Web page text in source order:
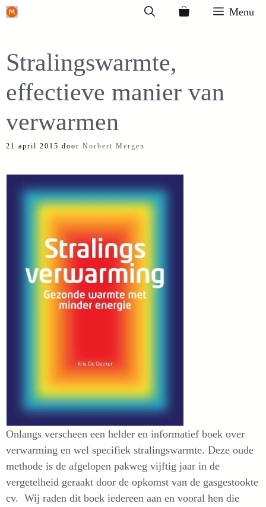
Ga
inhoud
Menu
Stralingswarmte,
effectieve manier van
verwarmen
21 april 2015 door Norbert Mergen
Onlangs verscheen een helder en informatief boek over
verwarming en wel specifiek stralingswarmte. Deze oude
methode is de afgelopen pakweg vijftig jaar in de
vergetelheid geraakt door de opkomst van de gasgestookte
cv. Wij raden dit boek iedereen aan en vooral hen die